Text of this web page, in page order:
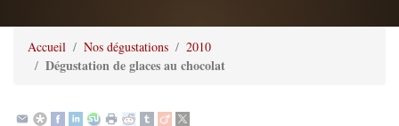
Accueil Nos dégustations 2010
Dégustation de glaces au chocolat